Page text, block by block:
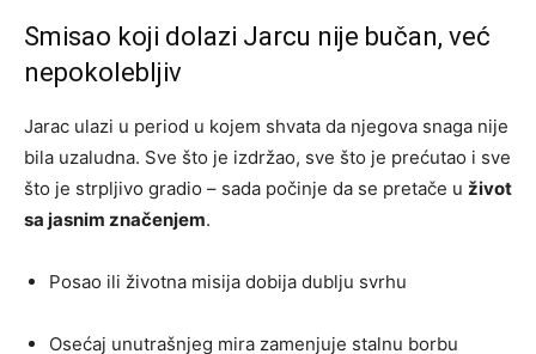
Smisao koji dolazi Jarcu nije bučan, već
nepokolebljiv
Jarac ulazi u period u kojem shvata da njegova snaga nije
bila uzaludna. Sve što je izdržao, sve što je prećutao i sve
što je strpljivo gradio – sada počinje da se pretače u život
sa jasnim značenjem.
Posao ili životna misija dobija dublju svrhu
Osećaj unutrašnjeg mira zamenjuje stalnu borbu